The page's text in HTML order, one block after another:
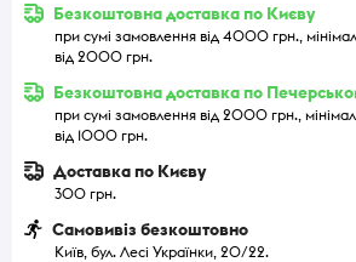
Безкоштовна доставка по Києву
при сумі замовлення від 4000 грн.,
від 2000 грн.
Безкоштовна доставка по
при сумі замовлення від 2000 грн.,
від 1000 грн.
Доставка по Києву
300 грн.
Самовивіз безкоштовно
Київ, бул. Лесі Українки, 20/22.